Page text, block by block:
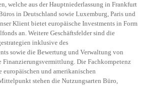
welche aus der Hauptniederlassung in Frankfurt
in Deutschland sowie Luxemburg, Paris und
Klient bietet europäische Investments in Form
an. Weitere Geschäftsfelder sind die
inklusive des
sowie die Bewertung und Verwaltung von
Finanzierungsvermittlung. Die Fachkompetenz
und amerikanischen
stehen die Nutzungsarten Büro,